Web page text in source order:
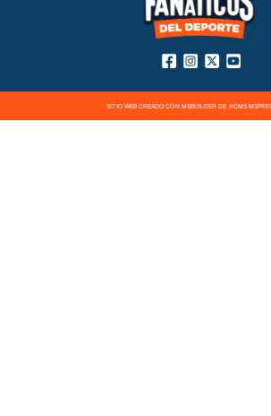
SITIO WEB CREADO CON MSBUILDER DE ®CMS-